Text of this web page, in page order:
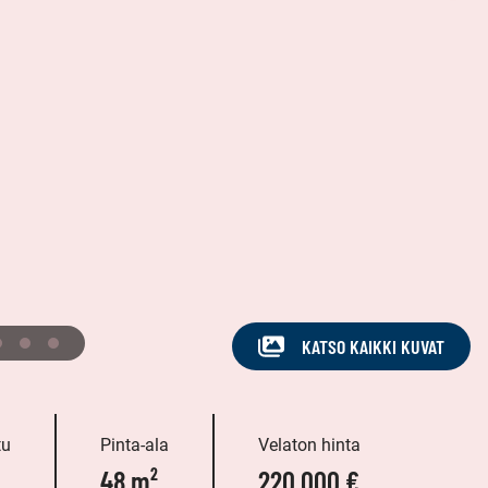
KATSO KAIKKI KUVAT
Pinta-ala
48 m²
Velaton hinta
220 000 €